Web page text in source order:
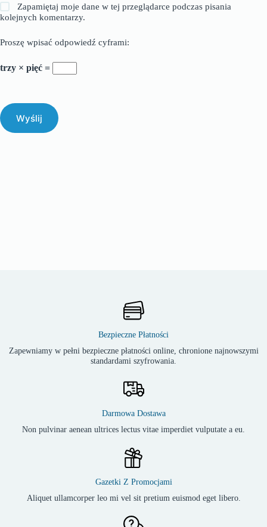
Zapamiętaj moje dane w tej przeglądarce podczas pisania
kolejnych komentarzy.
Proszę wpisać odpowiedź cyframi:
trzy × pięć =
Wyślij
Bezpieczne Płatności
Zapewniamy w pełni bezpieczne płatności online, chronione najnowszymi
standardami szyfrowania.
Darmowa Dostawa
Non pulvinar aenean ultrices lectus vitae imperdiet vulputate a eu.
Gazetki Z Promocjami
Aliquet ullamcorper leo mi vel sit pretium euismod eget libero.